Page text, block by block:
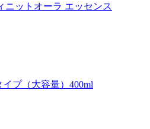
ニットオーラ エッセンス
プ（大容量）400ml